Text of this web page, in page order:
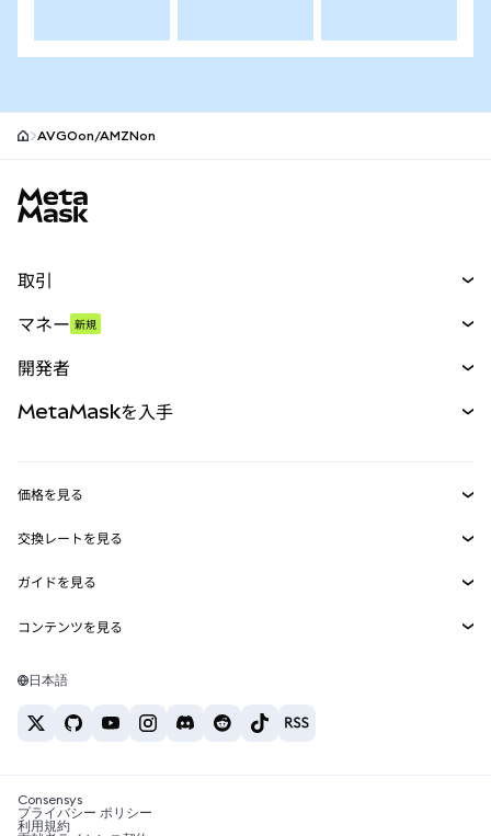
AVGOon/AMZNon
取引
パーペチュアル
RWA
マネー 新規
開発者
MetaMask Connect
Snaps
Web3サービス
MetaMaskを入手
セキュリティ
サポート
キャリア
お問い合わせ
価格を見る
イーサリアムの価格
Solanaの価格
Tetherの価格
交換レートを見る
ETH→USD
USDT→INR
BTC→INR
ETH→USDT
ガイドを見る
ETHの購入
USDTの購入
SHIBの購入
BNBの購入
コンテンツを見る
Solanaウォレット
税制関連ニュース
日本語
Consensys
プライバシー ポリシー
利用規約